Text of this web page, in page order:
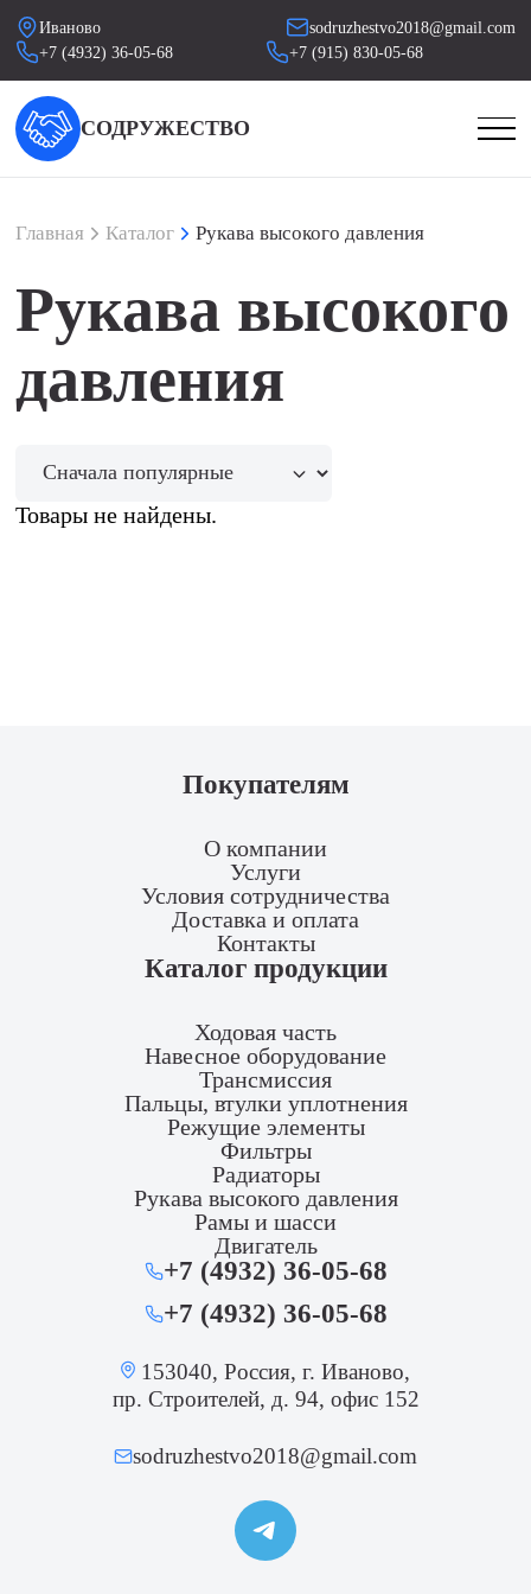
Иваново
sodruzhestvo2018@gmail.com
+7 (4932) 36-05-68
+7 (915) 830-05-68
СОДРУЖЕСТВО
Главная Каталог Рукава высокого давления
Рукава высокого
давления
Товары не найдены.
Покупателям
О компании
Услуги
Условия сотрудничества
Доставка и оплата
Контакты
Каталог продукции
Ходовая часть
Навесное оборудование
Трансмиссия
Пальцы, втулки уплотнения
Режущие элементы
Фильтры
Радиаторы
Рукава высокого давления
Рамы и шасси
Двигатель
+7 (4932) 36-05-68
+7 (4932) 36-05-68
153040, Россия, г. Иваново,
пр. Строителей, д. 94, офис 152
sodruzhestvo2018@gmail.com